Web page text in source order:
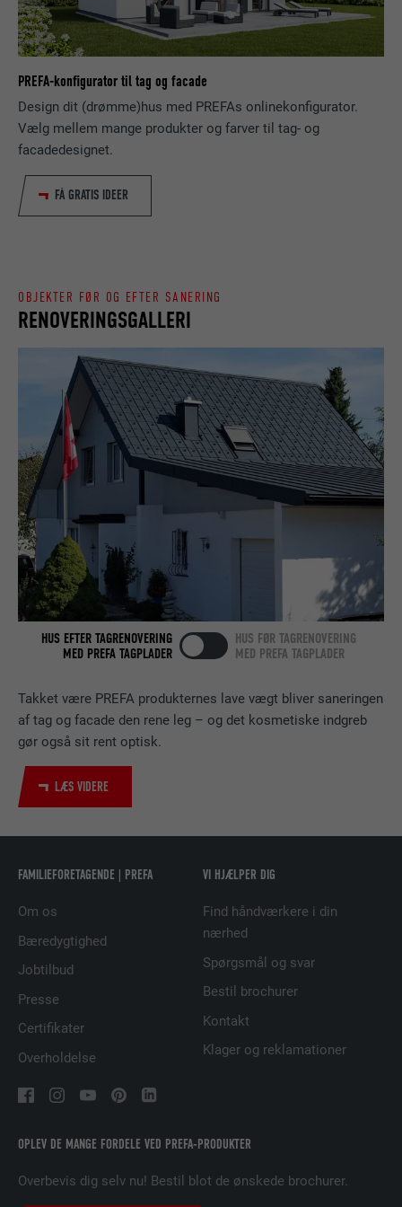
PREFA-konfigurator til tag og facade
Design dit (drømme)hus med PREFAs onlinekonfigurator.
Vælg mellem mange produkter og farver til tag- og
facadedesignet.
FÅ GRATIS IDEER
Takket være PREFA produkternes lave vægt bliver saneringen
af tag og facade den rene leg – og det kosmetiske indgreb
gør også sit rent optisk.
LÆS VIDERE
RENOVERINGSGALLERI
OBJEKTER FØR OG EFTER SANERING
HUS EFTER TAGRENOVERING
MED PREFA TAGPLADER
HUS FØR TAGRENOVERING
MED PREFA TAGPLADER
OPLEV DE MANGE FORDELE VED PREFA-PRODUKTER
Overbevis dig selv nu! Bestil blot de ønskede brochurer.
FAMILIEFORETAGENDE | PREFA
Om os
Bæredygtighed
Jobtilbud
Presse
Certifikater
Overholdelse
VI HJÆLPER DIG
Find håndværkere i din
nærhed
Spørgsmål og svar
Bestil brochurer
Kontakt
Klager og reklamationer
besøgende bruger webstedet.
NAVN _gaexp
UDBYDER Google Optimize
FORLØB
FORMÅL
Bruges som en test, for at kontrollere, om
browseren tillader indstillinger af cookies.
FORLØB Session
valgt, på et websted.
NAVN
NAVN bcookie
UDBYDER LinkedIn
FORLØB 2 år
FORMÅL
Bruges af den sociale netværkstjeneste
LinkedIn til at spore brugen af indlejrede
tjenester.
NAVN bscookie
UDBYDER LinkedIn
FORLØB 2 år
FORMÅL
LinkedIn til at spore brugen af indlejrede
tjenester.
NAVN
FORLØB 29 dage
FORMÅL
Bruges til at spore besøgende på tværs af
flere websteder for at præsentere relevante
NAVN
Bruges af den sociale netværkstjeneste